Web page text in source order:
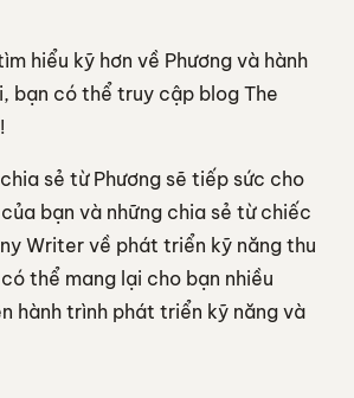
hiểu kỹ hơn về Phương và hành
bạn có thể truy cập blog The
sẻ từ Phương sẽ tiếp sức cho
bạn và những chia sẻ từ chiếc
Writer về phát triển kỹ năng thu
thể mang lại cho bạn nhiều
hành trình phát triển kỹ năng và